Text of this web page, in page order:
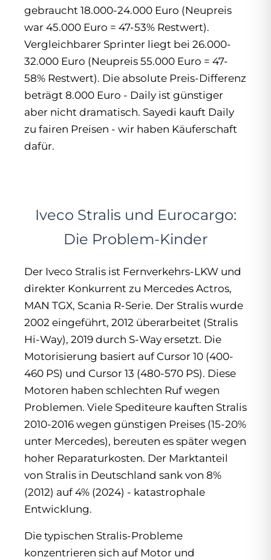
gebraucht 18.000-24.000 Euro (Neupreis
war 45.000 Euro = 47-53% Restwert).
Vergleichbarer Sprinter liegt bei 26.000-
32.000 Euro (Neupreis 55.000 Euro = 47-
58% Restwert). Die absolute Preis-Differenz
beträgt 8.000 Euro - Daily ist günstiger
aber nicht dramatisch. Sayedi kauft Daily
zu fairen Preisen - wir haben Käuferschaft
dafür.
Iveco Stralis und Eurocargo:
Die Problem-Kinder
Der Iveco Stralis ist Fernverkehrs-LKW und
direkter Konkurrent zu Mercedes Actros,
MAN TGX, Scania R-Serie. Der Stralis wurde
2002 eingeführt, 2012 überarbeitet (Stralis
Hi-Way), 2019 durch S-Way ersetzt. Die
Motorisierung basiert auf Cursor 10 (400-
460 PS) und Cursor 13 (480-570 PS). Diese
Motoren haben schlechten Ruf wegen
Problemen. Viele Spediteure kauften Stralis
2010-2016 wegen günstigen Preises (15-20%
unter Mercedes), bereuten es später wegen
hoher Reparaturkosten. Der Marktanteil
von Stralis in Deutschland sank von 8%
(2012) auf 4% (2024) - katastrophale
Entwicklung.
Die typischen Stralis-Probleme
konzentrieren sich auf Motor und